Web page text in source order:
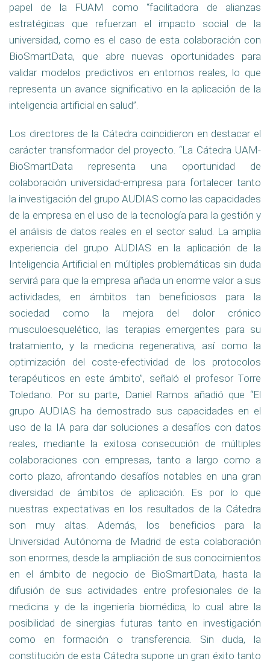
papel de la FUAM como “facilitadora de alianzas
estratégicas que refuerzan el impacto social de la
universidad, como es el caso de esta colaboración con
BioSmartData, que abre nuevas oportunidades para
validar modelos predictivos en entornos reales, lo que
representa un avance significativo en la aplicación de la
inteligencia artificial en salud”.
Los directores de la Cátedra coincidieron en destacar el
carácter transformador del proyecto. “La Cátedra UAM-
BioSmartData representa una oportunidad de
colaboración universidad-empresa para fortalecer tanto
la investigación del grupo AUDIAS como las capacidades
de la empresa en el uso de la tecnología para la gestión y
el análisis de datos reales en el sector salud. La amplia
experiencia del grupo AUDIAS en la aplicación de la
Inteligencia Artificial en múltiples problemáticas sin duda
servirá para que la empresa añada un enorme valor a sus
actividades, en ámbitos tan beneficiosos para la
sociedad como la mejora del dolor crónico
musculoesquelético, las terapias emergentes para su
tratamiento, y la medicina regenerativa, así como la
optimización del coste-efectividad de los protocolos
terapéuticos en este ámbito”, señaló el profesor Torre
Toledano. Por su parte, Daniel Ramos añadió que “El
grupo AUDIAS ha demostrado sus capacidades en el
uso de la IA para dar soluciones a desafíos con datos
reales, mediante la exitosa consecución de múltiples
colaboraciones con empresas, tanto a largo como a
corto plazo, afrontando desafíos notables en una gran
diversidad de ámbitos de aplicación. Es por lo que
nuestras expectativas en los resultados de la Cátedra
son muy altas. Además, los beneficios para la
Universidad Autónoma de Madrid de esta colaboración
son enormes, desde la ampliación de sus conocimientos
en el ámbito de negocio de BioSmartData, hasta la
difusión de sus actividades entre profesionales de la
medicina y de la ingeniería biomédica, lo cual abre la
posibilidad de sinergias futuras tanto en investigación
como en formación o transferencia. Sin duda, la
constitución de esta Cátedra supone un gran éxito tanto